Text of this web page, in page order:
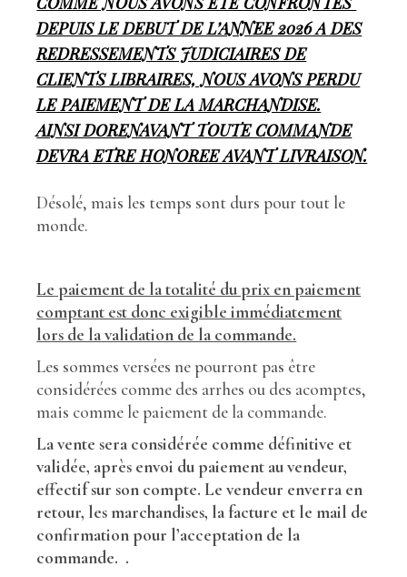
DEPUIS LE DEBUT DE L’ANNEE 2026 A DES
REDRESSEMENTS JUDICIAIRES DE
CLIENTS LIBRAIRES, NOUS AVONS PERDU
LE PAIEMENT DE LA MARCHANDISE.
AINSI DORENAVANT TOUTE COMMANDE
DEVRA ETRE HONOREE AVANT LIVRAISON.
Désolé, mais les temps sont durs pour tout le
monde.
Le paiement de la totalité du prix en paiement
comptant est donc exigible immédiatement
lors de la validation de la commande.
Les sommes versées ne pourront pas être
considérées comme des arrhes ou des acomptes,
mais comme le paiement de la commande.
La vente sera considérée comme définitive et
validée, après envoi du paiement au vendeur,
effectif sur son compte. Le vendeur enverra en
retour, les marchandises, la facture et le mail de
confirmation pour l’acceptation de la
commande. .